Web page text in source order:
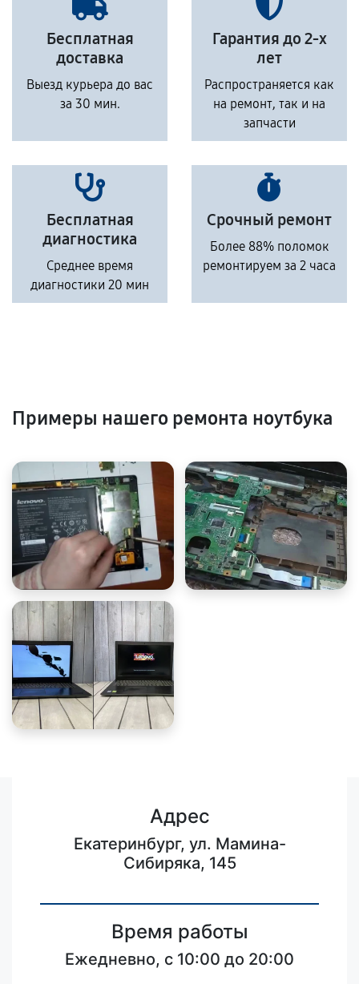
Бесплатная
доставка
Выезд курьера до вас
за 30 мин.
Гарантия до 2-х
лет
Распространяется как
на ремонт, так и на
запчасти
Бесплатная
диагностика
Среднее время
диагностики 20 мин
Срочный ремонт
Более 88% поломок
ремонтируем за 2 часа
Примеры нашего ремонта ноутбука
Адрес
Екатеринбург, ул. Мамина-
Сибиряка, 145
Время работы
Ежедневно, с 10:00 до 20:00